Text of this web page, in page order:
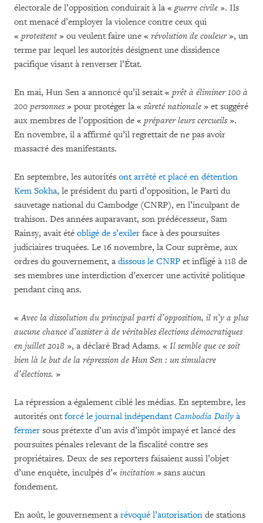
électorale de l’opposition conduirait à la « guerre civile ». Ils
ont menacé d’employer la violence contre ceux qui
« protestent » ou veulent faire une « révolution de couleur», un
terme par lequel les autorités désignent une dissidence
pacifique visant à renverser l’État.
En mai, Hun Sen a annoncé qu’il serait « prêt à éliminer 100 à
200 personnes» pour protéger la « sûreté nationale » et suggéré
aux membres de l’opposition de « préparer leurs cercueils».
En novembre, il a affirmé qu’il regrettait de ne pas avoir
massacré des manifestants.
En septembre, les autorités ont arrêté et placé en détention
Kem Sokha, le président du parti d’opposition, le Parti du
sauvetage national du Cambodge (CNRP), en l’inculpant de
trahison. Des années auparavant, son prédécesseur, Sam
Rainsy, avait été obligé de s’exiler face à des poursuites
judiciaires truquées. Le 16 novembre, la Cour suprême, aux
ordres du gouvernement, a dissous le CNRP et infligé à 118 de
ses membres une interdiction d’exercer une activité politique
pendant cinq ans.
«Avec la dissolution du principal parti d’opposition, il n’y a plus
aucune chance d’assister à de véritables élections démocratiques
en juillet 2018 », a déclaré Brad Adams. « Il semble que ce soit
bien là le but de la répression de Hun Sen : un simulacre
d’élections. »
La répression a également ciblé les médias. En septembre, les
autorités ont forcé le journal indépendantCambodia Daily à
fermer sous prétexte d’un avis d’impôt impayé et lancé des
poursuites pénales relevant de la fiscalité contre ses
propriétaires. Deux de ses reporters faisaient aussi l’objet
d’une enquête, inculpés d’« incitation » sans aucun
fondement.
En août, le gouvernement a révoqué l’autorisation de stations